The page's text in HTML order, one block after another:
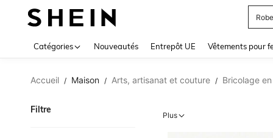
Jupe
Catégories Nouveautés Entrepôt UE Vêtements pour
Accueil / Maison / Arts, artisanat et couture / Bricolage
Filtre
Plus